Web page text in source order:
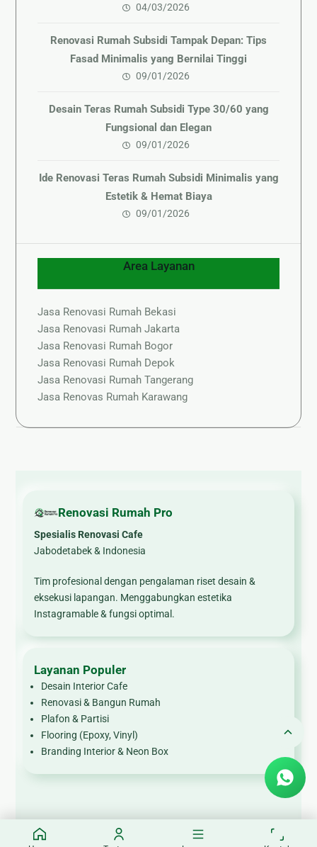
04/03/2026
Renovasi Rumah Subsidi Tampak Depan: Tips
Fasad Minimalis yang Bernilai Tinggi
09/01/2026
Desain Teras Rumah Subsidi Type 30/60 yang
Fungsional dan Elegan
09/01/2026
Ide Renovasi Teras Rumah Subsidi Minimalis yang
Estetik & Hemat Biaya
09/01/2026
Area Layanan
Jasa Renovasi Rumah Bekasi
Jasa Renovasi Rumah Jakarta
Jasa Renovasi Rumah Bogor
Jasa Renovasi Rumah Depok
Jasa Renovasi Rumah Tangerang
Jasa Renovas Rumah Karawang
Renovasi Rumah Pro
Spesialis Renovasi Cafe
Jabodetabek & Indonesia
Tim profesional dengan pengalaman riset desain &
eksekusi lapangan. Menggabungkan estetika
Instagramable & fungsi optimal.
Layanan Populer
Desain Interior Cafe
Renovasi & Bangun Rumah
Plafon & Partisi
Flooring (Epoxy, Vinyl)
Branding Interior & Neon Box